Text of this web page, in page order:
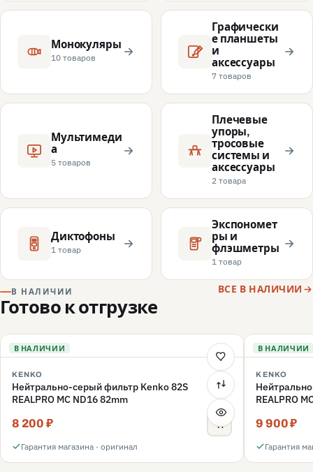
Монокуляры
10 товаров
Графически
е планшеты
и
аксессуары
7 товаров
Мультимеди
а
5 товаров
Плечевые
упоры,
тросовые
системы и
аксессуары
2 товара
Диктофоны
1 товар
Экспономет
ры и
флэшметры
1 товар
В НАЛИЧИИ
Готово к отгрузке
ВСЕ В НАЛИЧИИ
В НАЛИЧИИ
KENKO
Нейтрально-серый фильтр Kenko 82S
REALPRO MC ND16 82mm
8 200 ₽
Гарантия магазина · оригинал
В НАЛИЧИИ
KENKO
REALPRO
9 900 ₽
Гарантия